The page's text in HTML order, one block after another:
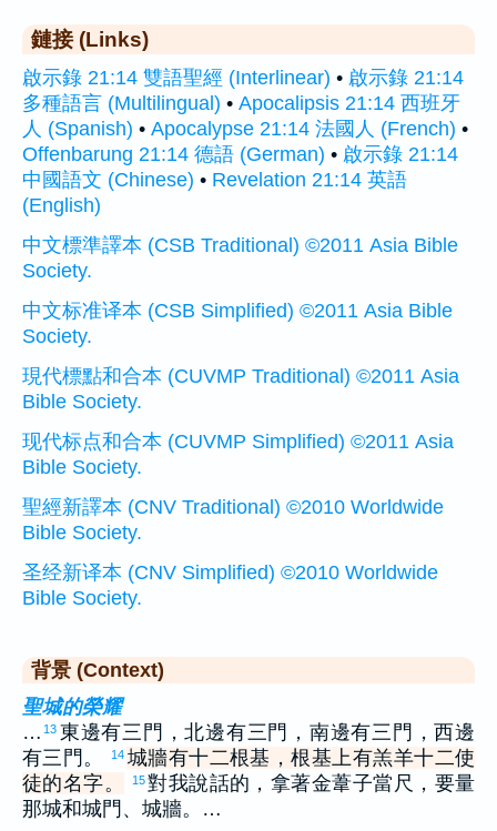
鏈接 (Links)
啟示錄 21:14 雙語聖經 (Interlinear) • 啟示錄 21:14
多種語言 (Multilingual) • Apocalipsis 21:14 西班牙
人 (Spanish) • Apocalypse 21:14 法國人 (French) •
Offenbarung 21:14 德語 (German) • 啟示錄 21:14
中國語文 (Chinese) • Revelation 21:14 英語
(English)
中文標準譯本 (CSB Traditional) ©2011 Asia Bible
Society.
中文标准译本 (CSB Simplified) ©2011 Asia Bible
Society.
現代標點和合本 (CUVMP Traditional) ©2011 Asia
Bible Society.
现代标点和合本 (CUVMP Simplified) ©2011 Asia
Bible Society.
聖經新譯本 (CNV Traditional) ©2010 Worldwide
Bible Society.
圣经新译本 (CNV Simplified) ©2010 Worldwide
Bible Society.
背景 (Context)
聖城的榮耀
… 13 東邊有三門，北邊有三門，南邊有三門，西邊
有三門。
14 城牆有十二根基，根基上有羔羊十二使
徒的名字。
15對我說話的，拿著金葦子當尺，要量
那城和城門、城牆。…